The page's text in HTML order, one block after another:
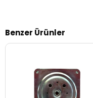
Benzer Ürünler